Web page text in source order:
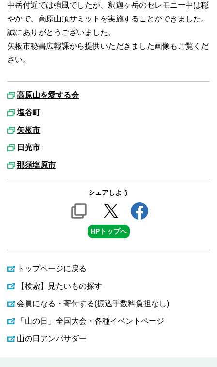
中岳付近では強風でしたが、釈迦ヶ岳のセレモニー中は穏
やかで、高原山頂サミットを実施することができました。
誠にありがとうございました。
矢板市秘書広報課から提供いただきました画像もご覧くだ
さい。
高原山を愛する会
塩谷町
矢板市
日光市
那須塩原市
シェアしよう
HPトップへ
トップページに戻る
【検索】見たいもの探す
会員になる・寄付する(振込手数料負担なし)
「山の日」全国大会・各種イベントページ
山の日アンバサダー